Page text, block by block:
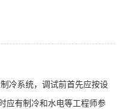
冷系统，调试前首先应按设
应有制冷和水电等工程师参